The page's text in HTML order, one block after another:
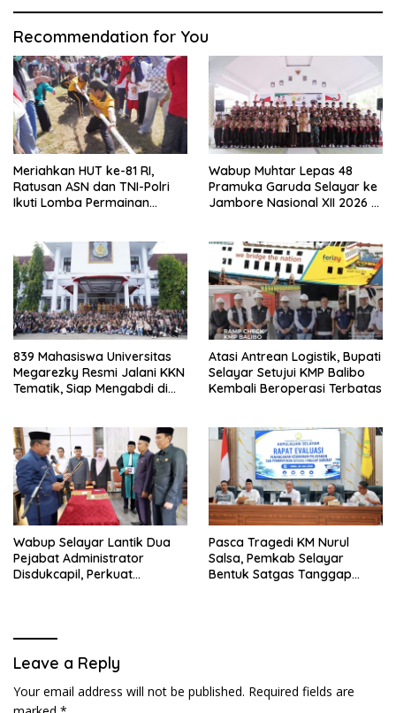
Recommendation for You
Meriahkan HUT ke-81 RI,
Ratusan ASN dan TNI-Polri
Ikuti Lomba Permainan
Wabup Muhtar Lepas 48
Pramuka Garuda Selayar ke
Jambore Nasional XII 2026 di
839 Mahasiswa Universitas
Megarezky Resmi Jalani KKN
Tematik, Siap Mengabdi di
Atasi Antrean Logistik, Bupati
Selayar Setujui KMP Balibo
Kembali Beroperasi Terbatas
Wabup Selayar Lantik Dua
Pejabat Administrator
Disdukcapil, Perkuat
Pasca Tragedi KM Nurul
Salsa, Pemkab Selayar
Bentuk Satgas Tanggap
Leave a Reply
Your email address will not be published. Required fields are